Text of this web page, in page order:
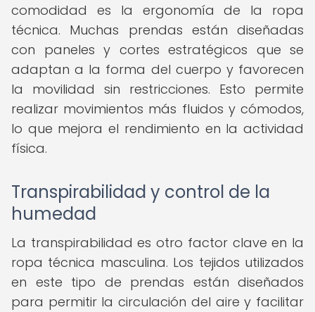
comodidad es la ergonomía de la ropa
técnica. Muchas prendas están diseñadas
con paneles y cortes estratégicos que se
adaptan a la forma del cuerpo y favorecen
la movilidad sin restricciones. Esto permite
realizar movimientos más fluidos y cómodos,
lo que mejora el rendimiento en la actividad
física.
Transpirabilidad y control de la
humedad
La transpirabilidad es otro factor clave en la
ropa técnica masculina. Los tejidos utilizados
en este tipo de prendas están diseñados
para permitir la circulación del aire y facilitar